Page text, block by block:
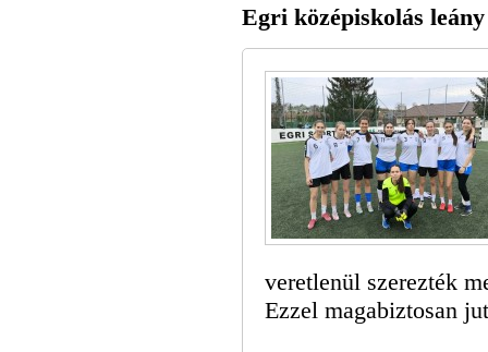
Egri középiskolás
veretlenül szerezték
Ezzel magabiztosan